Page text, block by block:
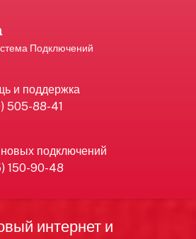
Подключений
и поддержка
505-88-41
подключений
150-90-48
и
в Москве
интернет и